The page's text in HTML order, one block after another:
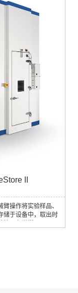
II
操作将实验样品、
储于设备中，取出时